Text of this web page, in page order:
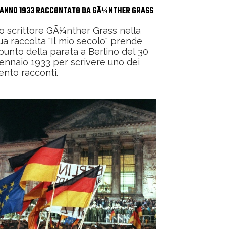
1933 RACCONTATO DA GÃ¼NTHER GRASS
scrittore GÃ¼nther Grass nella
raccolta "Il mio secolo" prende
della parata a Berlino del 30
1933 per scrivere uno dei
racconti.